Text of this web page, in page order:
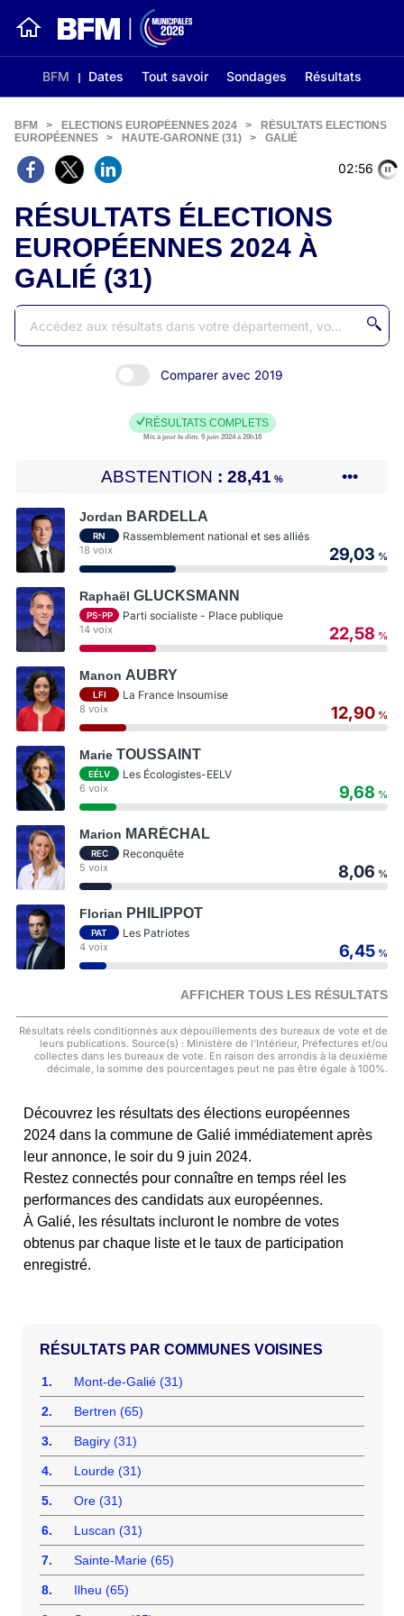
BFM Dates Tout savoir Sondages Résultats
02:56
BFM > ELECTIONS EUROPÉENNES 2024 >
RÉSULTATS ELECTIONS
EUROPÉENNES
> HAUTE-GARONNE (31) > GALIÉ
RÉSULTATS ÉLECTIONS
EUROPÉENNES 2024 À
GALIÉ (31)
Comparer avec 2019
RÉSULTATS COMPLETS
Mis à jour le dim. 9 juin 2024 à 20h18
ABSTENTION 28,41 % •••
Jordan BARDELLA
RN Rassemblement national et ses alliés
18 voix 29,03 %
Raphaël GLUCKSMANN
PS-PP Parti socialiste - Place publique
14 voix 22,58 %
Manon AUBRY
LFI La France Insoumise
8 voix 12,90 %
Marie TOUSSAINT
EÉLV Les Écologistes-EELV
6 voix 9,68 %
Marion MARÉCHAL
REC Reconquête
5 voix 8,06 %
Florian PHILIPPOT
PAT Les Patriotes
4 voix 6,45 %
AFFICHER TOUS LES RÉSULTATS
Résultats réels conditionnés aux dépouillements des bureaux de vote et de
leurs publications. Source(s) : Ministère de l'Intérieur, Préfectures et/ou
collectes dans les bureaux de vote. En raison des arrondis à la deuxième
décimale, la somme des pourcentages peut ne pas être égale à 100%.
Découvrez les résultats des élections européennes
2024 dans la commune de Galié immédiatement après
leur annonce, le soir du 9 juin 2024.
Restez connectés pour connaître en temps réel les
performances des candidats aux européennes.
À Galié, les résultats incluront le nombre de votes
obtenus par chaque liste et le taux de participation
enregistré.
COMMUNES VOISINES
1. Mont-de-Galié (31)
2. Bertren (65)
3. Bagiry (31)
4. Lourde (31)
5. Ore (31)
6. Luscan (31)
7. Sainte-Marie (65)
8. Ilheu (65)